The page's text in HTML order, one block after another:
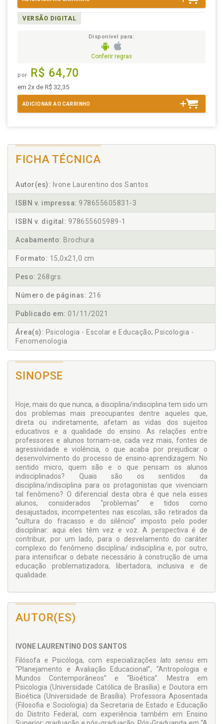
VERSÃO DIGITAL
Disponível para:
Conferir regras
por R$ 64,70
em 2x de R$ 32,35
ADICIONAR AO CARRINHO
FICHA TÉCNICA
Autor(es): Ivone Laurentino dos Santos
ISBN v. impressa: 978655605831-3
ISBN v. digital: 978655605989-1
Acabamento: Brochura
Formato: 15,0x21,0 cm
Peso: 268grs.
Número de páginas: 216
Publicado em: 01/11/2021
Área(s): Psicologia - Escolar e Educação; Psicologia -
Fenomenologia
SINOPSE
Hoje, mais do que nunca, a disciplina/indisciplina tem sido um
dos problemas mais preocupantes dentre aqueles que,
direta ou indiretamente, afetam as vidas dos sujeitos
educativos e a qualidade do ensino. As relações entre
professores e alunos tornam-se, cada vez mais, fontes de
agressividade e violência, o que acaba por prejudicar o
desenvolvimento do processo de ensino-aprendizagem. No
sentido micro, quem são e o que pensam os alunos
indisciplinados? Quais são os sentidos da
disciplina/indisciplina para os protagonistas que vivenciam
tal fenômeno? O diferencial desta obra é que nela esses
alunos, considerados “problemas” e tidos como
desajustados, incompetentes nas escolas, são retirados da
“cultura do fracasso e do silêncio” imposto pelo poder
disciplinar: aqui eles têm vez e voz. A perspectiva é de
contribuir, por um lado, para o desvelamento do caráter
complexo do fenômeno disciplina/ indisciplina e, por outro,
para intensificar o debate necessário à construção de uma
educação problematizadora, libertadora, inclusiva e de
qualidade.
AUTOR(ES)
IVONE LAURENTINO DOS SANTOS
Filósofa e Psicóloga, com especializações lato sensu em
“Planejamento e Avaliação Educacional”, “Antropologia e
Mundos Contemporâneos” e “Bioética”. Mestra em
Psicologia (Universidade Católica de Brasília) e Doutora em
Bioética (Universidade de Brasília). Professora Aposentada
(Filosofia e Sociologia) da Secretaria de Estado e Educação
do Distrito Federal, com experiência também em Ensino